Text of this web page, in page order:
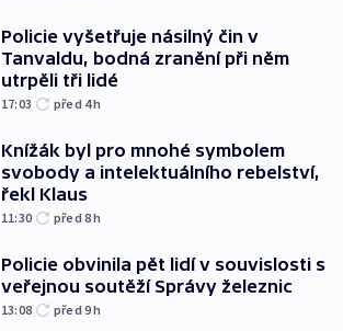
Policie vyšetřuje násilný čin v
Tanvaldu, bodná zranění při něm
utrpěli tři lidé
17:03 před 4h
Knížák byl pro mnohé symbolem
svobody a intelektuálního rebelství,
řekl Klaus
11:30 před 8h
Policie obvinila pět lidí v souvislosti s
veřejnou soutěží Správy železnic
13:08 před 9h